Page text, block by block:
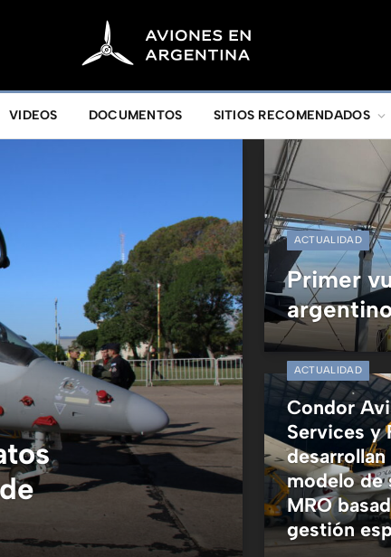
VIDEOS DOCUMENTOS SITIOS RECOMENDADOS
ACTUALIDAD
Primer
15 mayo,
ACTUALIDAD
Condor
Services y
modelo de
MRO
gestión